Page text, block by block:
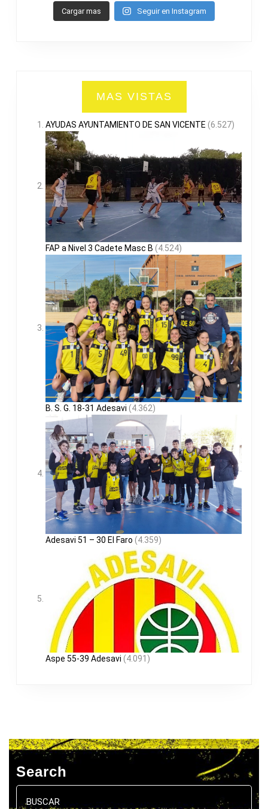
Cargar mas Seguir en Instagram
MAS VISTAS
AYUDAS AYUNTAMIENTO DE SAN VICENTE (6.527)
FAP a Nivel 3 Cadete Masc B (4.524)
B. S. G. 18-31 Adesavi (4.362)
Adesavi 51 – 30 El Faro (4.359)
Aspe 55-39 Adesavi (4.091)
Search
Buscar: